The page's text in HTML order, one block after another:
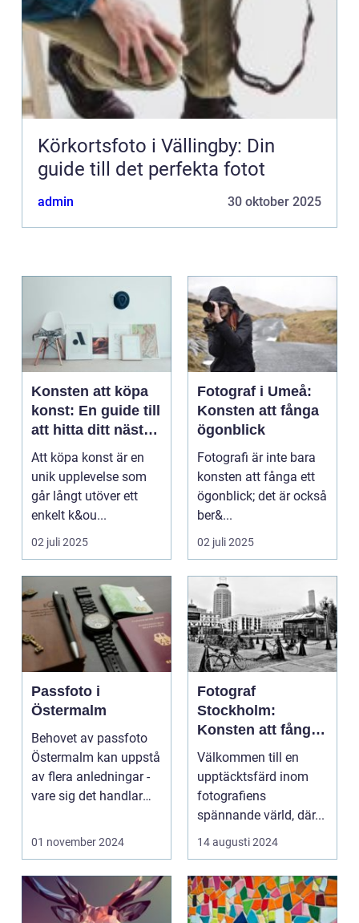
Körkortsfoto i Vällingby: Din
guide till det perfekta fotot
admin 30 oktober 2025
Konsten att köpa
konst: En guide till
att hitta ditt nästa
mästerverk
Att köpa konst är en
unik upplevelse som
går långt utöver ett
enkelt k&ou...
02 juli 2025
Fotograf i Umeå:
Konsten att fånga
ögonblick
Fotografi är inte bara
konsten att fånga ett
ögonblick; det är också
ber&...
02 juli 2025
Passfoto i
Östermalm
Behovet av passfoto
Östermalm kan uppstå
av flera anledningar -
vare sig det handlar
01 november 2024
Fotograf
Stockholm:
Konsten att fånga
ögonblicket
Välkommen till en
upptäcktsfärd inom
fotografiens
spännande värld, där...
14 augusti 2024